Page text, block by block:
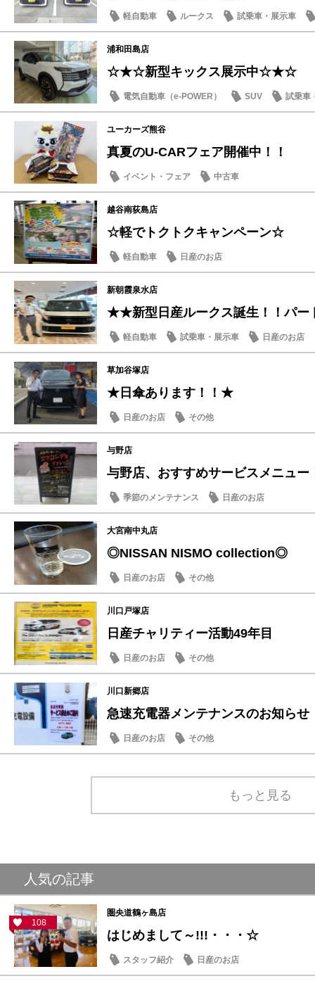
軽自動車 ルークス 試乗車・展示車
浦和田島店
☆★☆新型キックス展示中☆★☆
電気自動車（e-POWER） SUV 試乗車
ユーカーズ熊谷
真夏のU-CARフェア開催中！！
イベント・フェア 中古車
越谷南荻島店
☆軽でトクトクキャンペーン☆
軽自動車 日産のお店
新朝霞泉水店
★★新型日産ルークス誕生！！パ
軽自動車 試乗車・展示車 日産のお店
草加谷塚店
★日傘あります！！★
日産のお店 その他
与野店
与野店、おすすめサービスメニュー
季節のメンテナンス 日産のお店
大宮南中丸店
◎NISSAN NISMO collection◎
日産のお店 その他
川口戸塚店
日産チャリティー活動49年目
日産のお店 その他
川口新郷店
急速充電器メンテナンスのお知らせ
日産のお店 その他
もっと見る
人気の記事
108
圏央道鶴ヶ島店
はじめまして～!!!・・・☆
スタッフ紹介 日産のお店